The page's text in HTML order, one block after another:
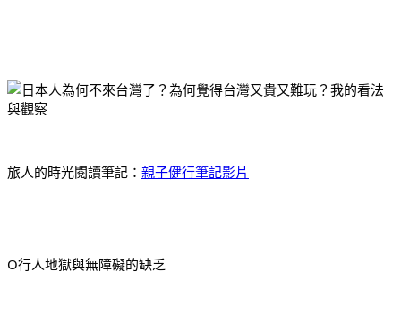
旅人的時光閱讀筆記： 親子健行筆記影片
O行人地獄與無障礙的缺乏